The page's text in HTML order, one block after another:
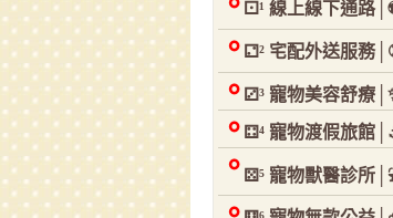
⚀¹ 線上線下通路
⚁² 宅配外送服務
⚂³ 寵物美容舒療
⚃⁴ 寵物渡假旅館
⚄⁵ 寵物獸醫診所